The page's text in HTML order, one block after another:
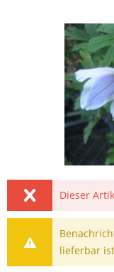
Dieser
lieferbar